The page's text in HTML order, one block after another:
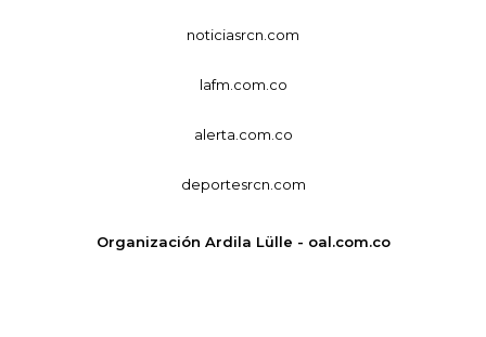
noticiasrcn.com
lafm.com.co
alerta.com.co
deportesrcn.com
Organización Ardila Lülle - oal.com.co